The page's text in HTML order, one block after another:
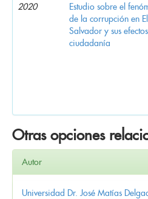
2020
Estudio sobre el
de la corrupción en El
Salvador y sus
ciudadanía
Otras opciones
Autor
Universidad Dr. José Matías